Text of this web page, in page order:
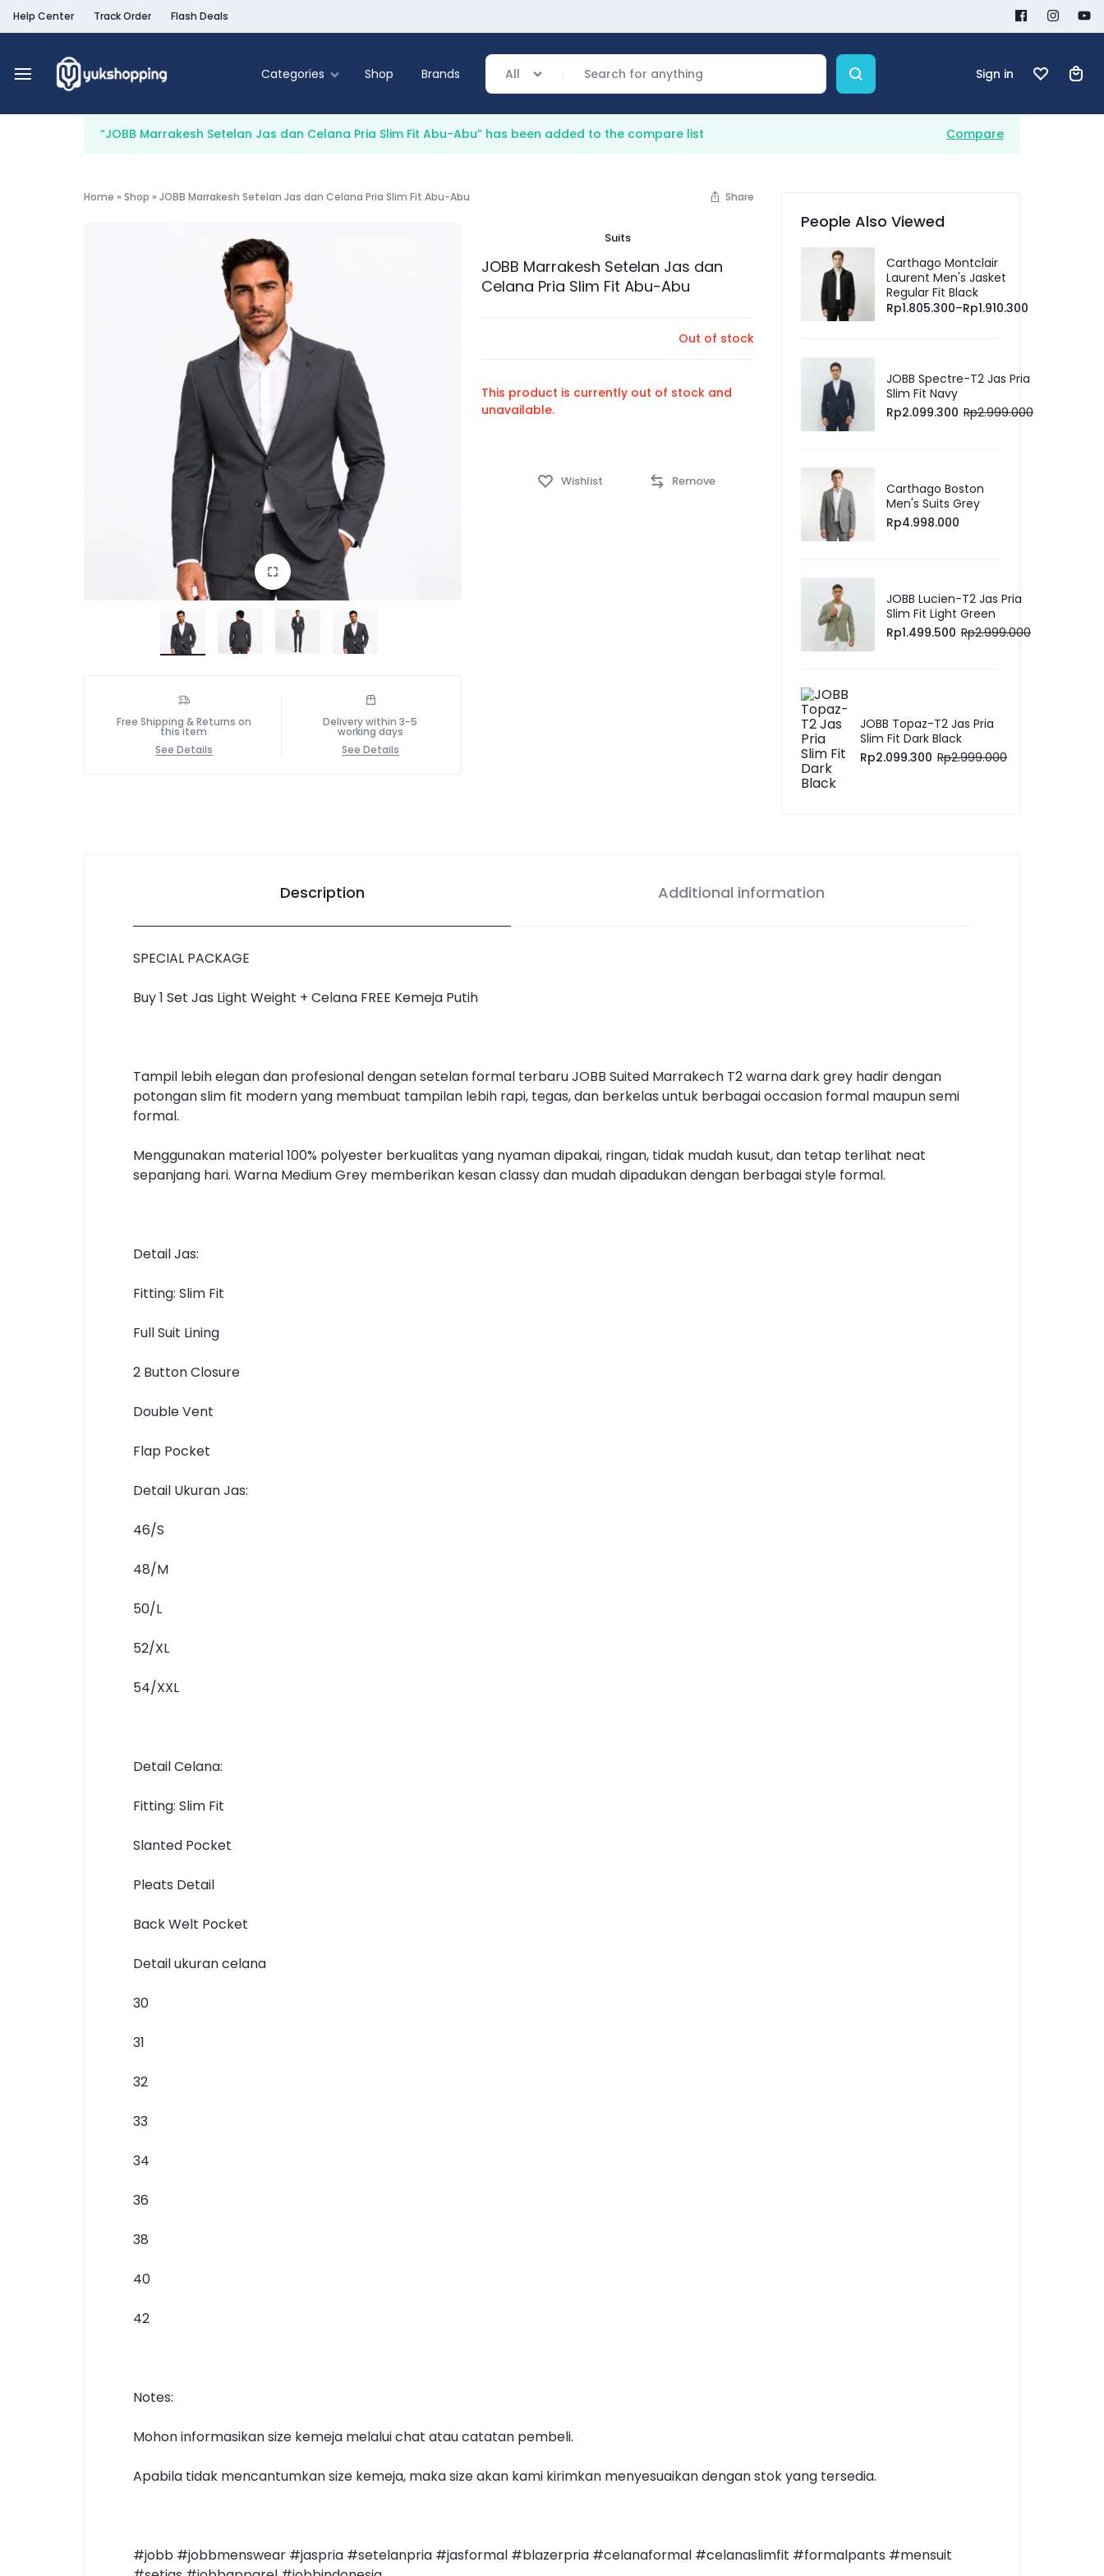
Help Center Track Order Flash Deals
Categories
Food & Beverage
Shop Brands All Sign in
Compare
“JOBB Marrakesh Setelan Jas dan Celana Pria Slim Fit Abu-Abu” has been added to the compare list
Home » Shop » JOBB Marrakesh Setelan Jas dan Celana Pria Slim Fit Abu-Abu Share
Free Shipping & Returns on
this item
See Details
Delivery within 3-5
working days
See Details
Suits
JOBB Marrakesh Setelan Jas dan
Celana Pria Slim Fit Abu-Abu
Out of stock
This product is currently out of stock and
unavailable.
Remove
Wishlist
People Also Viewed
Carthago Montclair
Laurent Men's Jasket
Regular Fit Black
Rp1.805.300–Rp1.910.300
JOBB Spectre-T2 Jas Pria
Slim Fit Navy
Rp2.099.300 Rp2.999.000
Carthago Boston
Men's Suits Grey
Rp4.998.000
JOBB Lucien-T2 Jas Pria
Slim Fit Light Green
Rp1.499.500 Rp2.999.000
JOBB Topaz-T2 Jas Pria
Slim Fit Dark Black
Rp2.099.300 Rp2.999.000
Description Additional information
SPECIAL PACKAGE
Buy 1 Set Jas Light Weight + Celana FREE Kemeja Putih
Tampil lebih elegan dan profesional dengan setelan formal terbaru JOBB Suited Marrakech T2 warna dark grey hadir dengan
potongan slim fit modern yang membuat tampilan lebih rapi, tegas, dan berkelas untuk berbagai occasion formal maupun semi
formal.
Menggunakan material 100% polyester berkualitas yang nyaman dipakai, ringan, tidak mudah kusut, dan tetap terlihat neat
sepanjang hari. Warna Medium Grey memberikan kesan classy dan mudah dipadukan dengan berbagai style formal.
Detail Jas:
Fitting: Slim Fit
Full Suit Lining
2 Button Closure
Double Vent
Flap Pocket
Detail Ukuran Jas:
46/S
48/M
50/L
52/XL
54/XXL
Detail Celana:
Fitting: Slim Fit
Slanted Pocket
Pleats Detail
Back Welt Pocket
Detail ukuran celana
30
31
32
33
34
36
38
40
42
Notes:
Mohon informasikan size kemeja melalui chat atau catatan pembeli.
Apabila tidak mencantumkan size kemeja, maka size akan kami kirimkan menyesuaikan dengan stok yang tersedia.
#jobb #jobbmenswear #jaspria #setelanpria #jasformal #blazerpria #celanaformal #celanaslimfit #formalpants #mensuit